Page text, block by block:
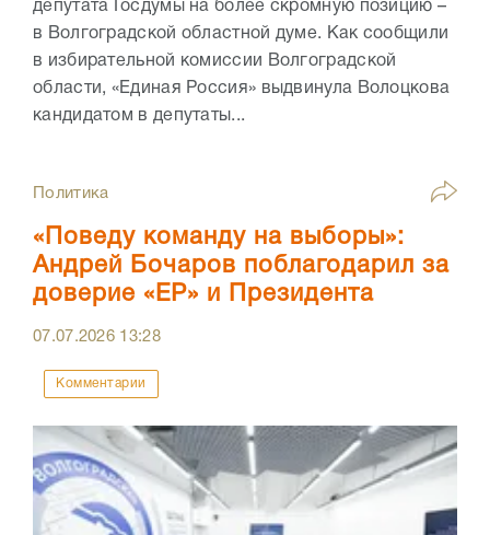
депутата Госдумы на более скромную позицию –
в Волгоградской областной думе. Как сообщили
в избирательной комиссии Волгоградской
области, «Единая Россия» выдвинула Волоцкова
кандидатом в депутаты...
Политика
«Поведу команду на выборы»:
Андрей Бочаров поблагодарил за
доверие «ЕР» и Президента
07.07.2026 13:28
Комментарии